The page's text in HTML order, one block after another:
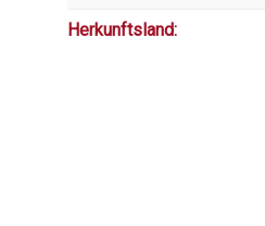
Herkunftsland: